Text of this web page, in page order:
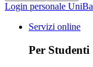
Login personale UniBa
Servizi online
Per Studenti